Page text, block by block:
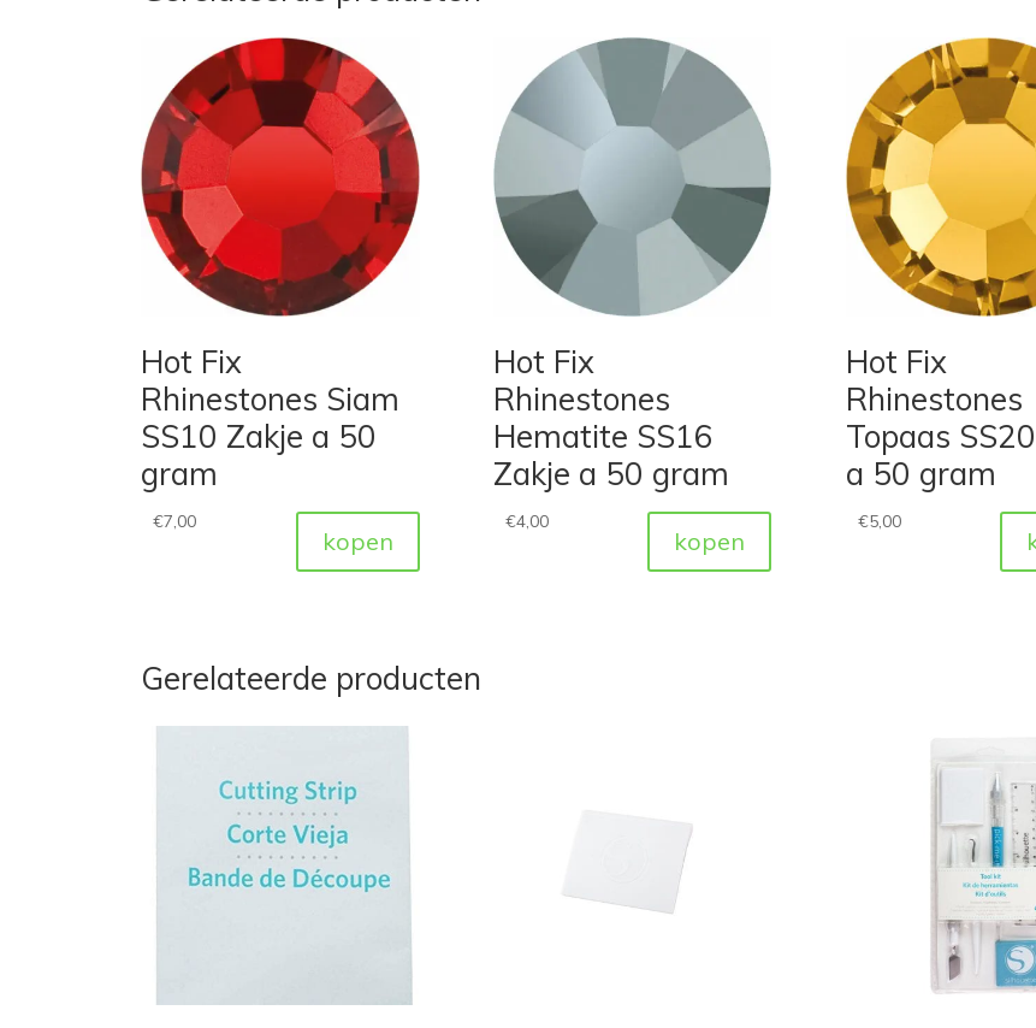
Hot Fix
Rhinestones Siam
SS10 Zakje a 50
gram
€7,00
kopen
Hot Fix
Rhinestones
Hematite SS16
Zakje a 50 gram
€4,00
kopen
Hot Fix
Rhinestones
Topaas
a 50 gram
€5,00
Gerelateerde producten